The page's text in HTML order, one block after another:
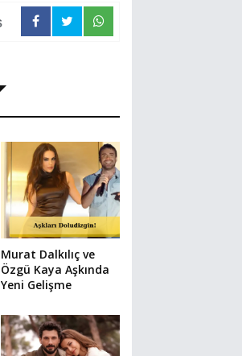
Murat Dalkılıç ve
Özgü Kaya Aşkında
Yeni Gelişme